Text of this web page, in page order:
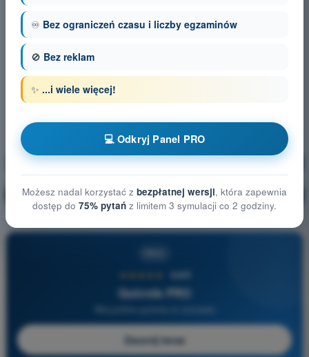
Ogólna wiedza o BSP Trening!
🔒 PRO Wyjaśnienie pytania
4,6/5
Quizvds PRO
Zacznij teraz
♾️ Bez ograniczeń czasu i liczby egzaminów
🚫 Bez reklam
✨ ...i wiele więcej!
💻 Odkryj Panel PRO
Możesz nadal korzystać z bezpłatnej wersji, która zapewnia
dostęp do 75% pytań z limitem 3 symulacji co 2 godziny.